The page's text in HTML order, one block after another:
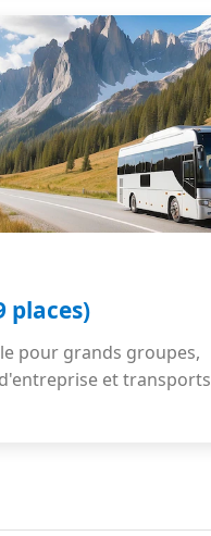
places)
pour grands groupes,
et transports